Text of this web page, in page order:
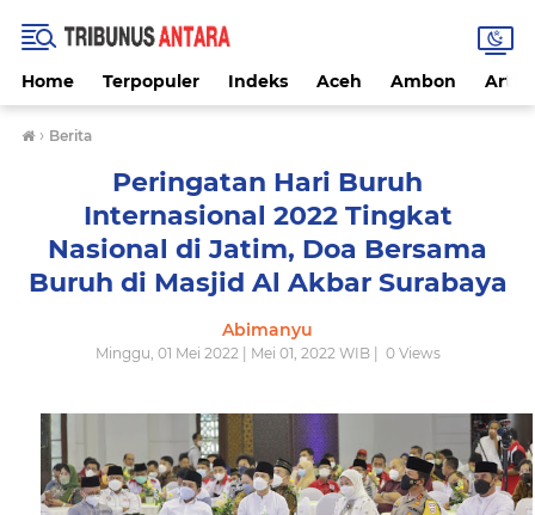
Home Terpopuler Indeks Aceh Ambon
› Berita
Peringatan Hari Buruh
Internasional 2022 Tingkat
Nasional di Jatim, Doa Bersama
Buruh di Masjid Al Akbar Surabaya
Abimanyu
Minggu, 01 Mei 2022 | Mei 01, 2022 WIB | 0Views